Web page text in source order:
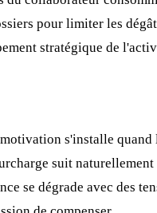
pour limiter les
stratégique de
s'installe
suit
se dégrade avec des